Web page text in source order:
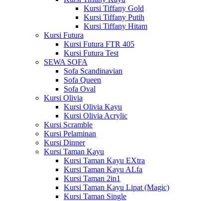
Kursi Tiffany Gold
Kursi Tiffany Putih
Kursi Tiffany Hitam
Kursi Futura
Kursi Futura FTR 405
Kursi Futura Test
SEWA SOFA
Sofa Scandinavian
Sofa Queen
Sofa Oval
Kursi Olivia
Kursi Olivia Kayu
Kursi Olivia Acrylic
Kursi Scramble
Kursi Pelaminan
Kursi Dinner
Kursi Taman Kayu
Kursi Taman Kayu EXtra
Kursi Taman Kayu ALfa
Kursi Taman 2in1
Kursi Taman Kayu Lipat (Magic)
Kursi Taman Single